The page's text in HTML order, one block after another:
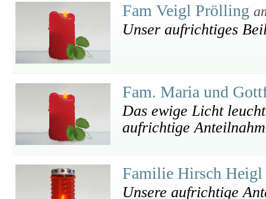
Fam Veigl Prölling
Unser aufrichtiges
Fam. Maria und
Das ewige Licht
aufrichtige
Familie Hirsch Heigl
Unsere aufrichtige